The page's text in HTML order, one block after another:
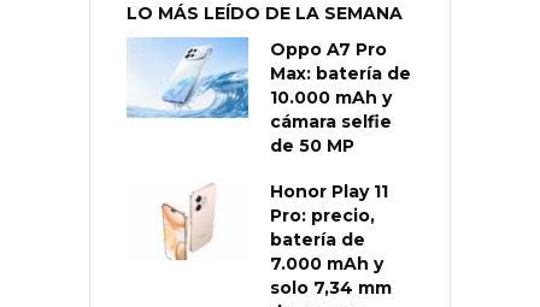
LO MÁS LEÍDO DE LA SEMANA
Oppo A7 Pro
Max: batería de
10.000 mAh y
cámara selfie
de 50 MP
Honor Play 11
Pro: precio,
batería de
7.000 mAh y
solo 7,34 mm